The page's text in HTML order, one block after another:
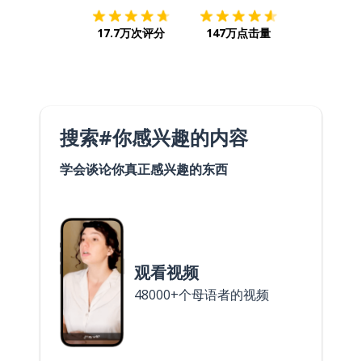
17.7万次评分 147万点击量
搜索#你感兴趣的内容
学会谈论你真正感兴趣的东西
观看视频
48000+个母语者的视频